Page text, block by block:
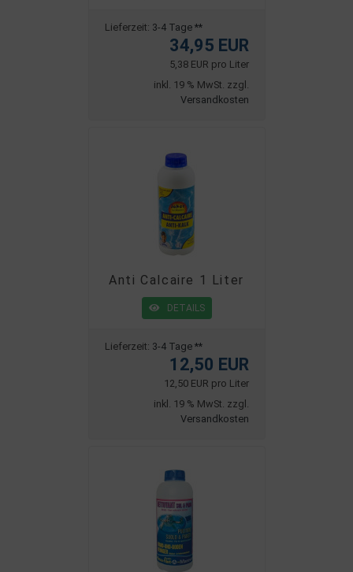
Lieferzeit: 3-4 Tage **
34,95 EUR
5,38 EUR pro Liter
inkl. 19 % MwSt. zzgl.
Versandkosten
Anti Calcaire 1 Liter
DETAILS
Lieferzeit: 3-4 Tage **
12,50 EUR
12,50 EUR pro Liter
inkl. 19 % MwSt. zzgl.
Versandkosten